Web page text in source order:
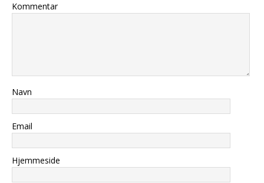
Kommentar
Navn
Email
Hjemmeside